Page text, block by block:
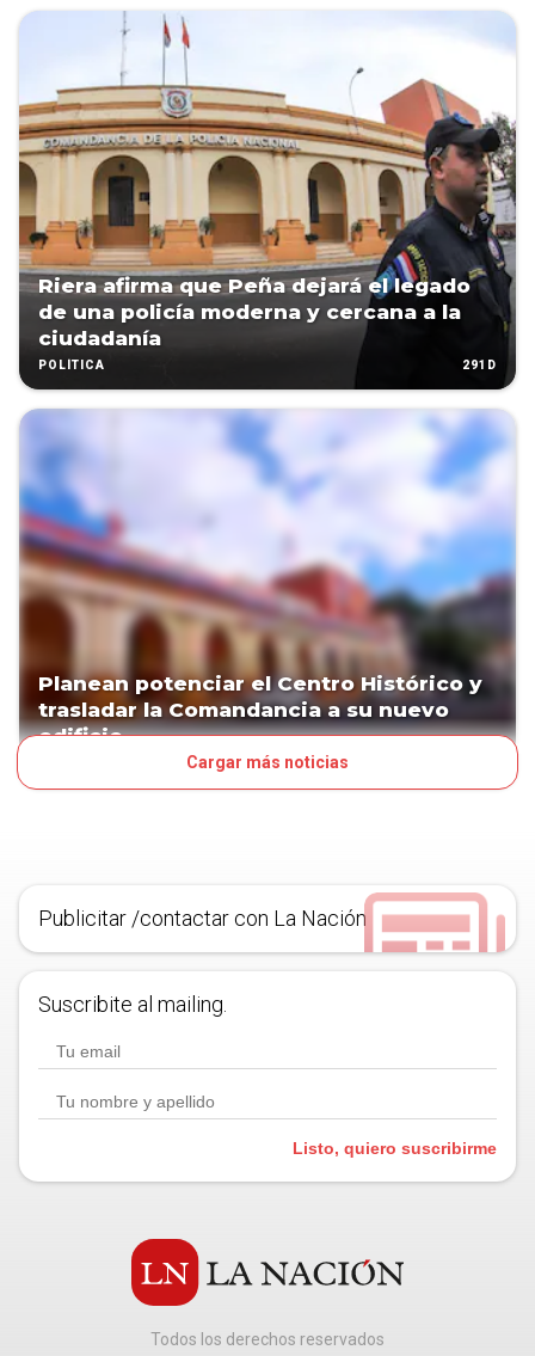
Riera afirma que Peña dejará el legado
de una policía moderna y cercana a la
ciudadanía
POLÍTICA 291D
Planean potenciar el Centro Histórico y
trasladar la Comandancia a su nuevo
edificio
Cargar más noticias
Publicitar /contactar con La Nación
Suscribite al mailing.
Listo, quiero suscribirme
Todos los derechos reservados